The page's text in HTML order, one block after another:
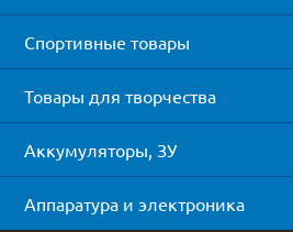
Спортивные товары
Товары для творчества
Аккумуляторы, ЗУ
Аппаратура и электроника